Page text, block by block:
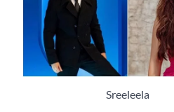
Sreeleela